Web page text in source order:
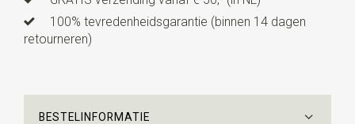
100% tevredenheidsgarantie (binnen 14 dagen
retourneren)
BESTELINFORMATIE